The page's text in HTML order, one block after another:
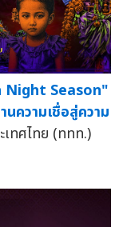
Night Season"
ความเชื่อสู่ความ
ทศไทย (ททท.)